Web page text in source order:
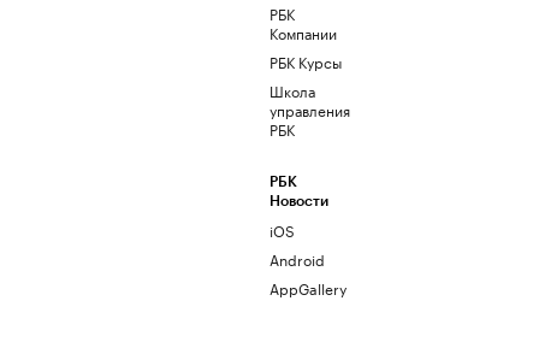
РБК
Компании
РБК Курсы
Школа
управления
РБК
РБК
Новости
iOS
Android
AppGallery